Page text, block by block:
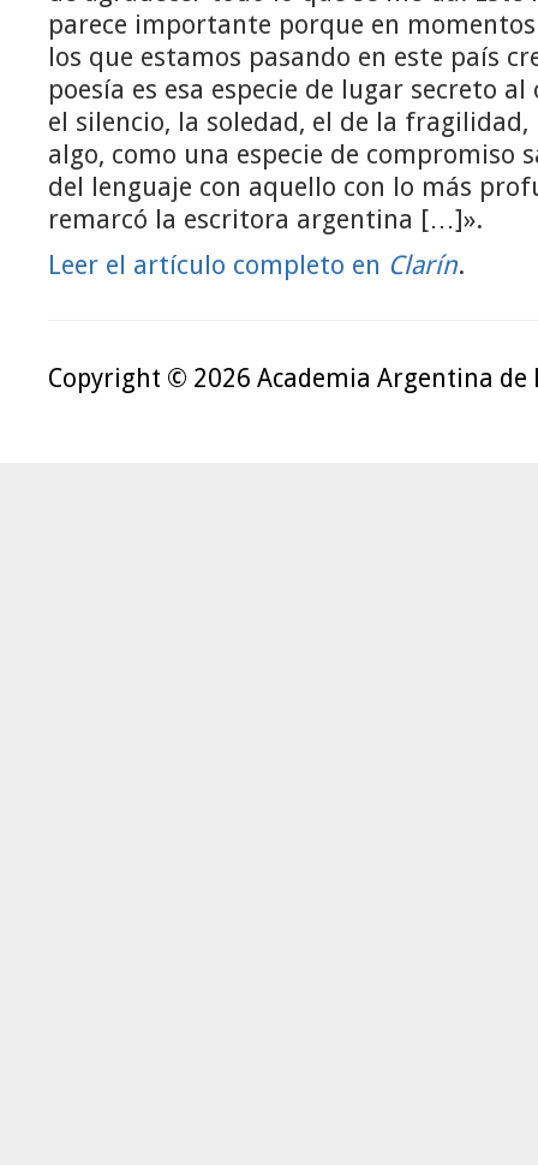
parece importante porque en
los que estamos pasando en este país
poesía es esa especie de lugar secreto
el silencio, la soledad, el de la
algo, como una especie de compromiso
del lenguaje con aquello con lo más
remarcó la escritora argentina […]».
Leer el artículo completo en Clarín.
Copyright © 2026 Academia Argentina de